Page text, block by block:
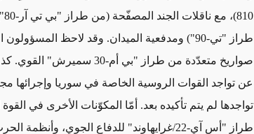
طراز "تي-90") ومدفعية الميدان. وقد لاحظ
صواريخ متعدّدة من طراز "بي
عن تواجد القوات الروسية الخاصة في سوريا وإجرائها
تواجدها لم يتم تأكيده بعد. أمّا المكوّنات الأخرى في
طراز "أس آي-22/غرايهاوند" للدفاع الجوي،